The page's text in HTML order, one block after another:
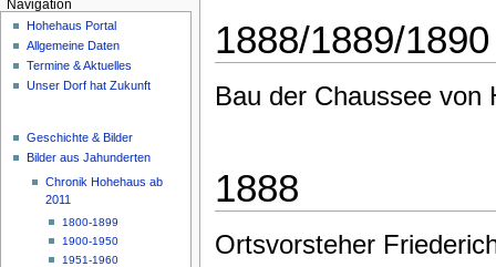
1888/1889/1890
Bau der Chaussee von
1888
Ortsvorsteher
Navigation
Hohehaus Portal
Allgemeine Daten
Termine & Aktuelles
Unser Dorf hat Zukunft
Geschichte & Bilder
Bilder aus Jahunderten
Chronik Hohehaus ab
2011
1800-1899
1900-1950
1951-1960